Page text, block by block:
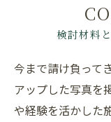
検討材料
今まで請け負って
アップした写真を
や経験を活かした